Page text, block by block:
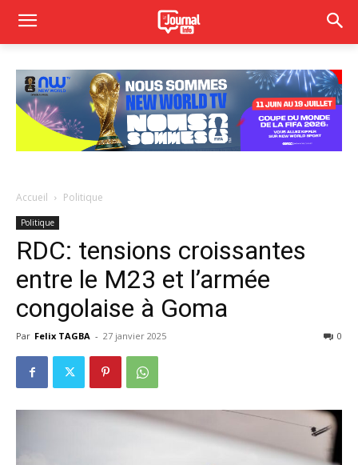
Accueil Politique
Politique
RDC: tensions croissantes
entre le M23 et l’armée
congolaise à Goma
Par Felix TAGBA - 27 janvier 2025 0